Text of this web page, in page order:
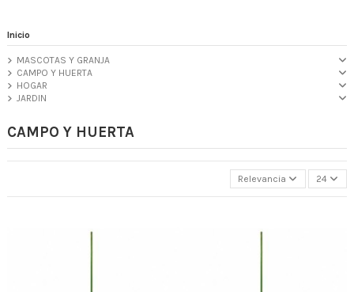
CAMPO Y HUERTA
Relevancia 24
Inicio
MASCOTAS Y GRANJA
CAMPO Y HUERTA
HOGAR
JARDIN